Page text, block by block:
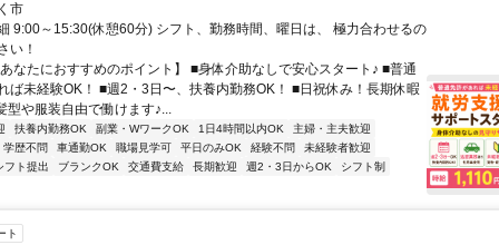
市
9:00～15:30(休憩60分) シフト、勤務時間、曜日は、 極力合わせるの
い！
なたにおすすめのポイント】 ■身体介助なしで安心スタート♪ ■普通
ば未経験OK！ ■週2・3日〜、扶養内勤務OK！ ■日祝休み！長期休暇
や服装自由で働けます♪...
扶養内勤務OK 副業・WワークOK 1日4時間以内OK
主婦・主夫歓迎
学歴不問
車通勤OK 職場見学可 平日のみOK 経験不問
未経験者歓迎
フト提出
ブランクOK 交通費支給 長期歓迎 週2・3日からOK シフト制
ト